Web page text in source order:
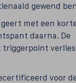
gewend
met een
daarna. De
triggerpoint
voor